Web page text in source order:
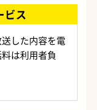
ビス
した内容を電
は利用者負